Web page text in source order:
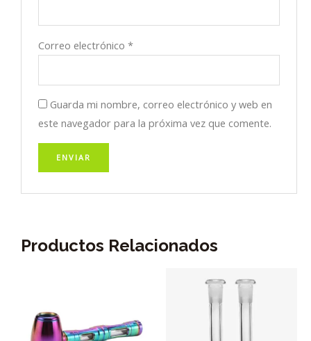
Correo electrónico*
Guarda mi nombre, correo electrónico y web en
este navegador para la próxima vez que comente.
Productos Relacionados